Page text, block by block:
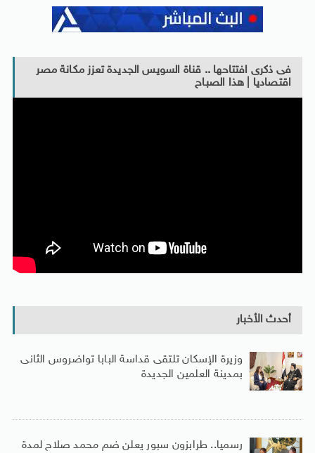
فى ذكرى افتتاحها .. قناة السويس الجديدة تعزز مكانة مصر
اقتصاديا | هذا الصباح
أحدث الأخبار
وزيرة الإسكان تلتقى قداسة البابا تواضروس الثانى
بمدينة العلمين الجديدة
رسميا.. طرابزون سبور يعلن ضم محمد صلاح لمدة